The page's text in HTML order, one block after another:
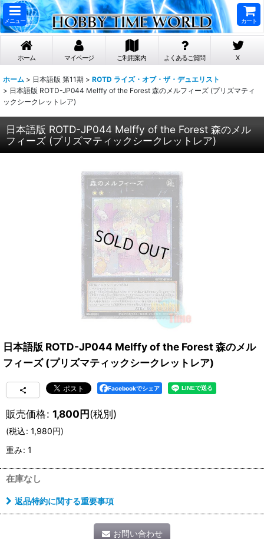
メニュー カート
ホーム マイページ ご利用案内 よくあるご質問 X
ホーム > 日本語版 第11期 > ROTD ライズ・オブ・ザ・デュエリスト
> 日本語版 ROTD-JP044 Melffy of the Forest 森のメルフィーズ (プリズマティ
ックシークレットレア)
日本語版 ROTD-JP044 Melffy of the Forest 森のメル
フィーズ (プリズマティックシークレットレア)
日本語版 ROTD-JP044 Melffy of the Forest 森のメル
フィーズ (プリズマティックシークレットレア)
Facebookでシェア
販売価格: 1,800円(税別)
(税込: 1,980円)
重み: 1
在庫なし
返品特約に関する重要事項
お問い合わせ